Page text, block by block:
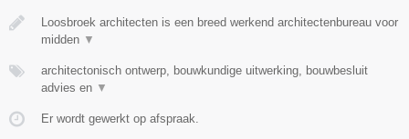
Loosbroek architecten is een breed werkend architectenbureau voor
midden ▼
architectonisch ontwerp, bouwkundige uitwerking, bouwbesluit
advies en ▼
Er wordt gewerkt op afspraak.